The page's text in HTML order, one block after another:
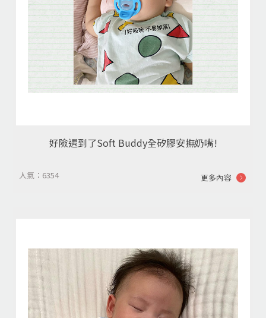
好險遇到了Soft Buddy全矽膠安撫奶嘴!
人氣：6354 更多內容